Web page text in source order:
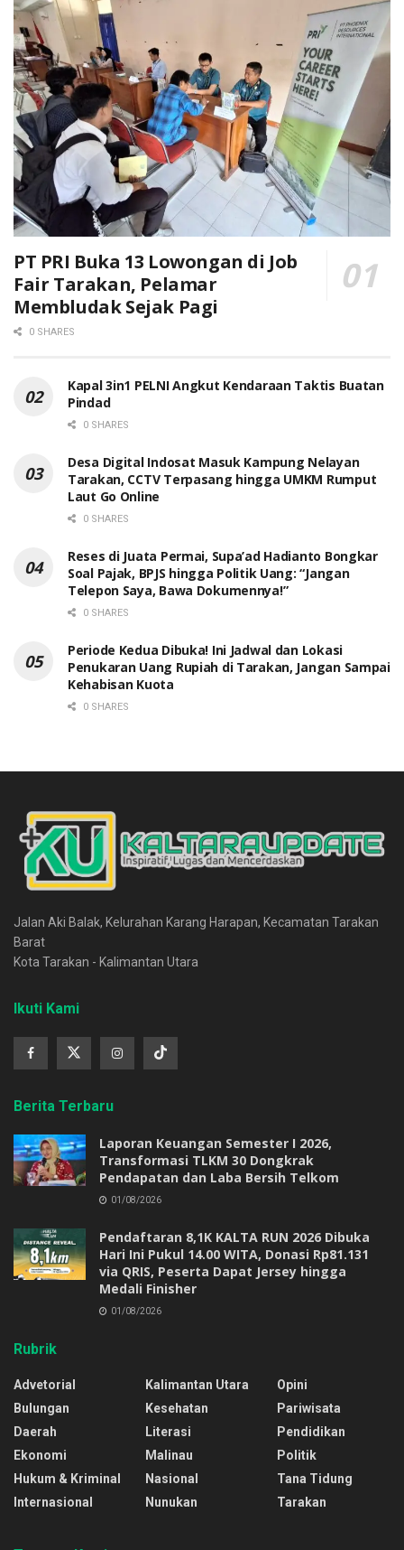
PT PRI Buka 13 Lowongan di Job
Fair Tarakan, Pelamar
Membludak Sejak Pagi
0 SHARES
Kapal 3in1 PELNI Angkut Kendaraan Taktis Buatan
Pindad
0 SHARES
Desa Digital Indosat Masuk Kampung Nelayan
Tarakan, CCTV Terpasang hingga UMKM Rumput
Laut Go Online
0 SHARES
Reses di Juata Permai, Supa’ad Hadianto Bongkar
Soal Pajak, BPJS hingga Politik Uang: “Jangan
Telepon Saya, Bawa Dokumennya!”
0 SHARES
Periode Kedua Dibuka! Ini Jadwal dan Lokasi
Penukaran Uang Rupiah di Tarakan, Jangan Sampai
Kehabisan Kuota
0 SHARES
Jalan Aki Balak, Kelurahan Karang Harapan, Kecamatan Tarakan
Barat
Kota Tarakan - Kalimantan Utara
Ikuti Kami
Berita Terbaru
Laporan Keuangan Semester I 2026,
Transformasi TLKM 30 Dongkrak
Pendapatan dan Laba Bersih Telkom
01/08/2026
Pendaftaran 8,1K KALTA RUN 2026 Dibuka
Hari Ini Pukul 14.00 WITA, Donasi Rp81.131
via QRIS, Peserta Dapat Jersey hingga
Medali Finisher
01/08/2026
Rubrik
Advetorial
Bulungan
Daerah
Ekonomi
Hukum & Kriminal
Internasional
Kalimantan Utara
Kesehatan
Literasi
Malinau
Nasional
Nunukan
Opini
Pariwisata
Pendidikan
Politik
Tana Tidung
Tarakan